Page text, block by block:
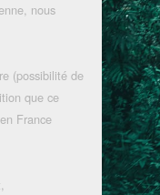
nous
(possibilité de
que ce
France